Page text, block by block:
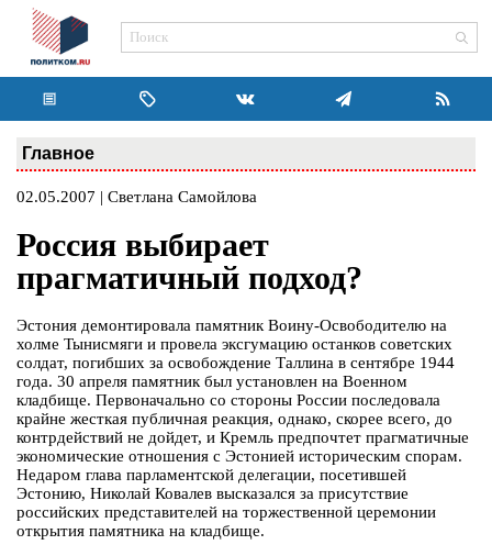
Главное
02.05.2007 | Светлана Самойлова
Россия выбирает
прагматичный подход?
Эстония демонтировала памятник Воину-Освободителю на
холме Тынисмяги и провела эксгумацию останков советских
солдат, погибших за освобождение Таллина в сентябре 1944
года. 30 апреля памятник был установлен на Военном
кладбище. Первоначально со стороны России последовала
крайне жесткая публичная реакция, однако, скорее всего, до
контрдействий не дойдет, и Кремль предпочтет прагматичные
экономические отношения с Эстонией историческим спорам.
Недаром глава парламентской делегации, посетившей
Эстонию, Николай Ковалев высказался за присутствие
российских представителей на торжественной церемонии
открытия памятника на кладбище.